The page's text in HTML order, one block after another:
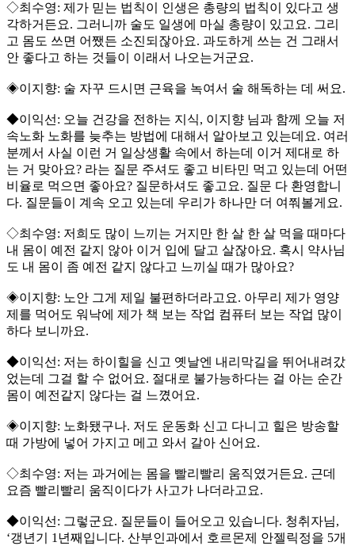
◇최수영: 제가 믿는 법칙이 인생은 총량의 법칙이 있다고 생
각하거든요. 그러니까 술도 일생에 마실 총량이 있고요. 그리
고 몸도 쓰면 어쨌든 소진되잖아요. 과도하게 쓰는 건 그래서
안 좋다고 하는 것들이 이래서 나오는거군요.
◈이지향: 술 자꾸 드시면 근육을 녹여서 술 해독하는 데 써요.
◆이익선: 오늘 건강을 전하는 지식, 이지향 님과 함께 오늘 저
속노화 노화를 늦추는 방법에 대해서 알아보고 있는데요. 여러
분께서 사실 이런 거 일상생활 속에서 하는데 이거 제대로 하
는 거 맞아요? 라는 질문 주셔도 좋고 비타민 먹고 있는데 어떤
비율로 먹으면 좋아요? 질문하셔도 좋고요. 질문 다 환영합니
다. 질문들이 계속 오고 있는데 우리가 하나만 더 여쭤볼게요.
◇최수영: 저희도 많이 느끼는 거지만 한 살 한 살 먹을 때마다
내 몸이 예전 같지 않아 이거 입에 달고 살잖아요. 혹시 약사님
도 내 몸이 좀 예전 같지 않다고 느끼실 때가 많아요?
◈이지향: 노안 그게 제일 불편하더라고요. 아무리 제가 영양
제를 먹어도 워낙에 제가 책 보는 작업 컴퓨터 보는 작업 많이
하다 보니까요.
◆이익선: 저는 하이힐을 신고 옛날엔 내리막길을 뛰어내려갔
었는데 그걸 할 수 없어요. 절대로 불가능하다는 걸 아는 순간
몸이 예전같지 않다는 걸 느꼈어요.
◈이지향: 노화됐구나. 저도 운동화 신고 다니고 힐은 방송할
때 가방에 넣어 가지고 메고 와서 갈아 신어요.
◇최수영: 저는 과거에는 몸을 빨리빨리 움직였거든요. 근데
요즘 빨리빨리 움직이다가 사고가 나더라고요.
◆이익선: 그렇군요. 질문들이 들어오고 있습니다. 청취자님,
‘갱년기 1년째입니다. 산부인과에서 호르몬제 안젤릭정을 5개